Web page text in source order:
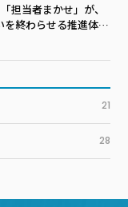
担当者まかせ」が、
終わらせる推進体制
21
28